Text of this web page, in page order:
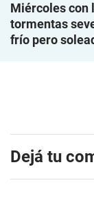
Miércoles con
tormentas
frío pero
Dejá tu